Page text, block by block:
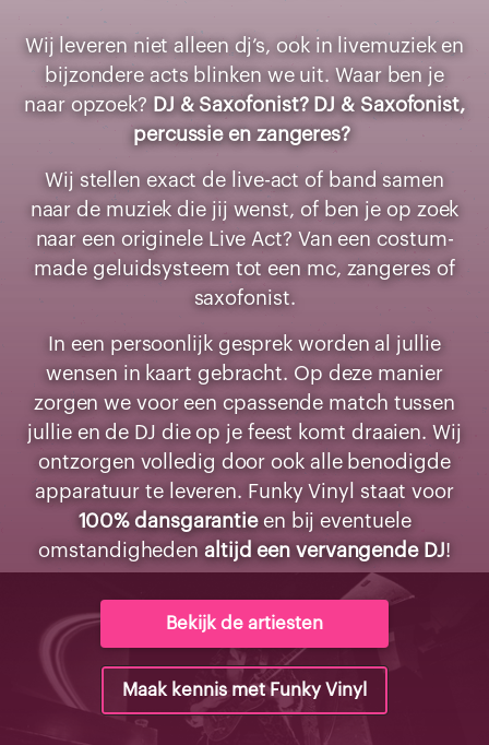
Wij leveren niet alleen dj’s, ook in livemuziek en
bijzondere acts blinken we uit. Waar ben je
naar opzoek? DJ & Saxofonist? DJ & Saxofonist,
percussie en zangeres?
Wij stellen exact de live-act of band samen
naar de muziek die jij wenst, of ben je op zoek
naar een originele Live Act? Van een costum-
made geluidsysteem tot een mc, zangeres of
saxofonist.
In een persoonlijk gesprek worden al jullie
wensen in kaart gebracht. Op deze manier
zorgen we voor een cpassende match tussen
jullie en de DJ die op je feest komt draaien. Wij
ontzorgen volledig door ook alle benodigde
apparatuur te leveren. Funky Vinyl staat voor
100% dansgarantieen bij eventuele
omstandigheden altijd een vervangende DJ!
Bekijk de artiesten
Maak kennis met Funky Vinyl